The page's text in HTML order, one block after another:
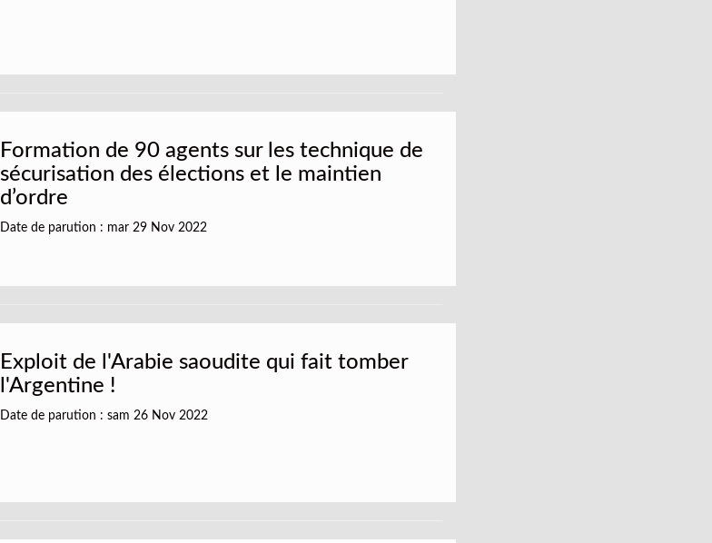
Formation de 90 agents sur les technique de
sécurisation des élections et le maintien
d’ordre
Date de parution : mar 29 Nov 2022
Exploit de l'Arabie saoudite qui fait tomber
l'Argentine !
Date de parution : sam 26 Nov 2022